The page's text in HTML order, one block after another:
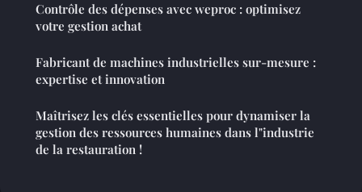
Contrôle des dépenses avec weproc : optimisez
votre gestion achat
Fabricant de machines industrielles sur-mesure :
expertise et innovation
Maîtrisez les clés essentielles pour dynamiser la
gestion des ressources humaines dans l"industrie
de la restauration !